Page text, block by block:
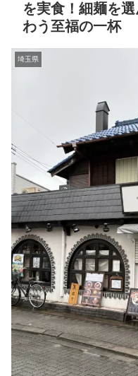
を実食！細麺を
わう至福の一杯
埼玉県